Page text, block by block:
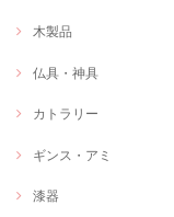
木製品
仏具・神具
カトラリー
ギンス・アミ
漆器